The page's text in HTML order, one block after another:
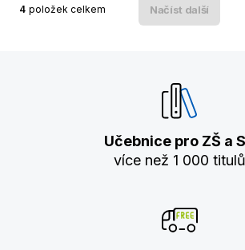
4 položek celkem Načíst další
Učebnice pro ZŠ a
více než 1 000 titulů